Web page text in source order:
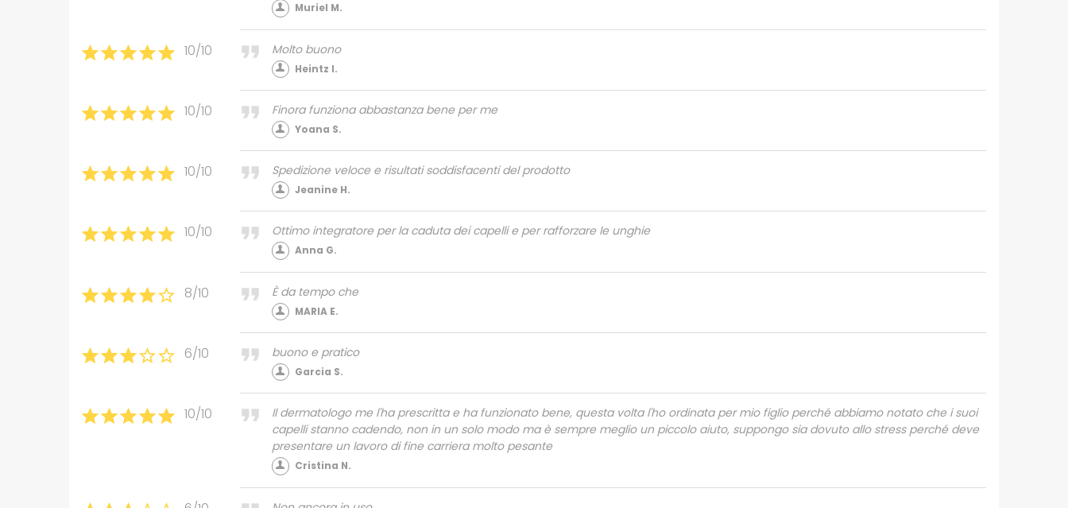
Muriel M.
10/10 Molto buono
Heintz I.
10/10 Finora funziona abbastanza bene per me
Yoana S.
10/10 Spedizione veloce e risultati soddisfacenti del prodotto
Jeanine H.
10/10 Ottimo integratore per la caduta dei capelli e per rafforzare le unghie
Anna G.
8/10 È da tempo che
MARIA E.
6/10 buono e pratico
Garcia S.
10/10
Il dermatologo me l'ha prescritta e ha funzionato bene, questa volta l'ho ordinata per mio figlio perché abbiamo notato che i suoi
capelli stanno cadendo, non in un solo modo ma è sempre meglio un piccolo aiuto, suppongo sia dovuto allo stress perché deve
presentare un lavoro di fine carriera molto pesante
Cristina N.